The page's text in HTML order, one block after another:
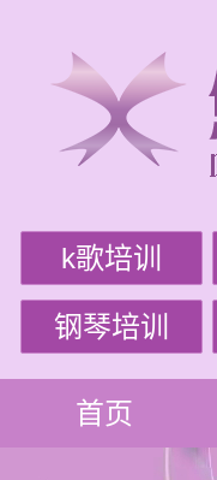
k歌培训
钢琴培训
首页